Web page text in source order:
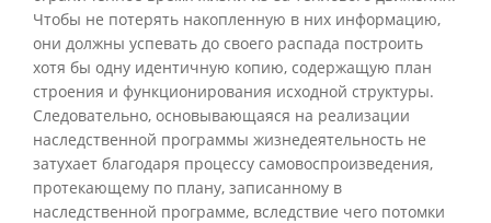
Чтобы не потерять накопленную в них информацию,
они должны успевать до своего распада построить
хотя бы одну идентичную копию, содержащую план
строения и функционирования исходной структуры.
Следовательно, основывающаяся на реализации
наследственной программы жизнедеятельность не
затухает благодаря процессу самовоспроизведения,
протекающему по плану, записанному в
наследственной программе, вследствие чего потомки